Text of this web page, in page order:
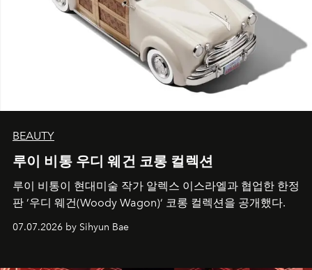
BEAUTY
루이 비통 우디 웨건 코롱 컬렉션
루이 비통이 현대미술 작가 알렉스 이스라엘과 협업한 한정
판 ’우디 웨건(Woody Wagon)‘ 코롱 컬렉션을 공개했다.
07.07.2026 by Sihyun Bae